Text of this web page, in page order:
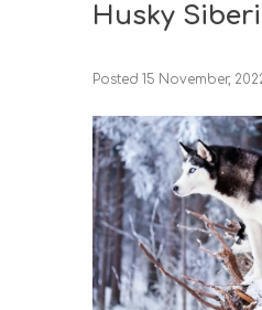
Husky
Posted 15 November,